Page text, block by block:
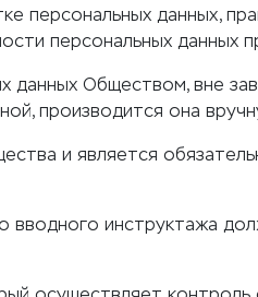
персональных данных,
персональных данных
данных Обществом, вне
производится она
и является
инструктажа